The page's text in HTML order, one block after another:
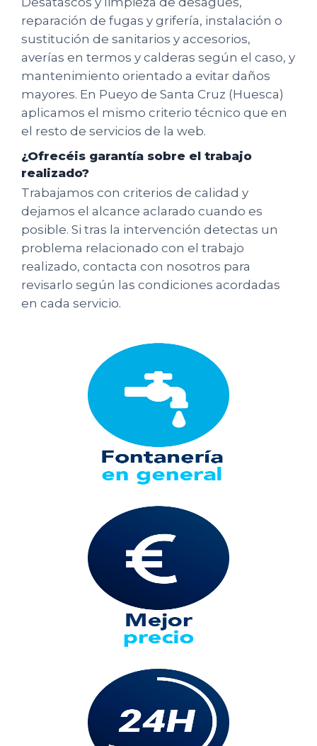
reparación de fugas y grifería, instalación o
sustitución de sanitarios y accesorios,
averías en termos y calderas según el caso, y
mantenimiento orientado a evitar daños
mayores. En Pueyo de Santa Cruz (Huesca)
aplicamos el mismo criterio técnico que en
el resto de servicios de la web.
¿Ofrecéis garantía sobre el trabajo
realizado?
Trabajamos con criterios de calidad y
dejamos el alcance aclarado cuando es
posible. Si tras la intervención detectas un
problema relacionado con el trabajo
realizado, contacta con nosotros para
revisarlo según las condiciones acordadas
en cada servicio.